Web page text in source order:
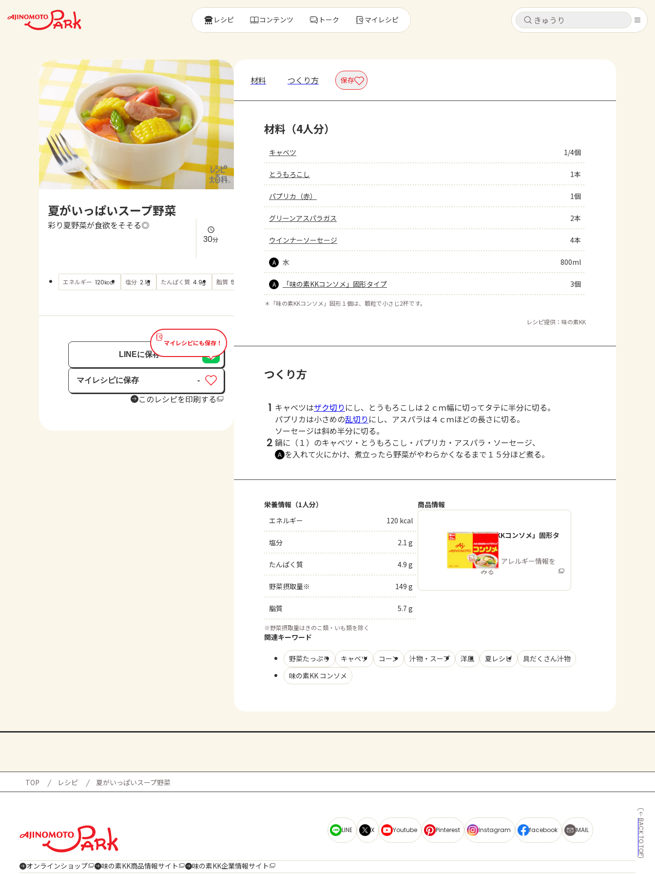
キャンセル
レシピ
トーク
よくあるお問い合わせ
キャンセル
レシピ コンテンツ トーク マイレシピ
夏がいっぱいスープ野菜
彩り夏野菜が食欲をそそる◎
30分
エネルギー 120kcal 塩分 2.1g たんぱく質 4.9g 脂質 5.7 もっと見る
マイレシピにも保存！
LINEに保存
マイレシピに保存
保存済み
-
このレシピを印刷する
材料 つくり方 保存
材料（4人分）
キャベツ 1/4個
とうもろこし 1本
パプリカ（赤） 1個
グリーンアスパラガス 2本
ウインナーソーセージ 4本
A 水 800ml
A 「味の素KKコンソメ」固形タイプ 3個
＊ 「味の素KKコンソメ」固形１個は、顆粒で小さじ2杯です。
レシピ提供：味の素KK
つくり方
1 キャベツはザク切り にし、とうもろこしは２ｃｍ幅に切ってタテに半分に切る。
パプリカは小さめの乱切り にし、アスパラは４ｃｍほどの長さに切る。
ソーセージは斜め半分に切る。
2 鍋に（１）のキャベツ・とうもろこし・パプリカ・アスパラ・ソーセージ、
Ａ を入れて火にかけ、煮立ったら野菜がやわらかくなるまで１５分ほど煮る。
栄養情報（1人分）
エネルギー
120 kcal
塩分 2.1 g
たんぱく質 4.9 g
野菜摂取量※ 149 g
脂質 5.7 g
※野菜摂取量はきのこ類・いも類を除く
商品情報
「味の素KKコンソメ」固形タ
イプ
商品・アレルギー情報を
みる
関連キーワード
野菜たっぷり キャベツ コーン 汁物・スープ 洋風 夏レシピ
具だくさん汁物
味の素KK コンソメ
TOP レシピ 夏がいっぱいスープ野菜
BACK TO TOP
LINE X Youtube Pinterest Instagram facebook MAIL
オンラインショップ 味の素KK商品情報サイト 味の素KK企業情報サイト